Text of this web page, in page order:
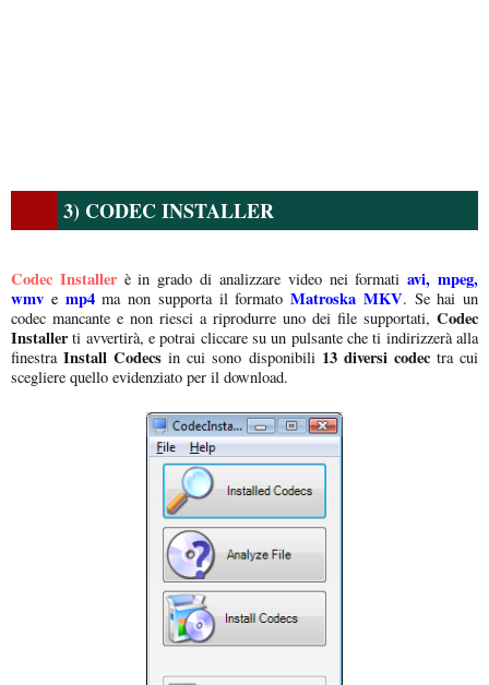
3) CODEC INSTALLER
Codec Installerè in grado di analizzare video nei formatiavi, mpeg,
wmv e mp4ma non supporta il formato Matroska MKV. Se hai un
codec mancante e non riesci a riprodurre uno dei file supportati, Codec
Installerti avvertirà, e potrai cliccare su un pulsante che ti indirizzerà alla
finestraInstall Codecs in cui sono disponibili 13 diversi codectra cui
scegliere quello evidenziato per il download.